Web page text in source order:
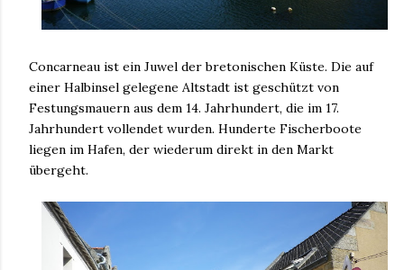
Concarneau ist ein Juwel der bretonischen Küste. Die auf
einer Halbinsel gelegene Altstadt ist geschützt von
Festungsmauern aus dem 14. Jahrhundert, die im 17.
Jahrhundert vollendet wurden. Hunderte Fischerboote
liegen im Hafen, der wiederum direkt in den Markt
übergeht.